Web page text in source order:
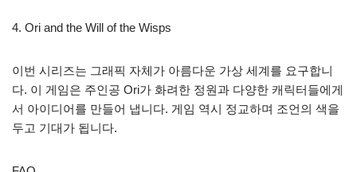
4. Ori and the Will of the Wisps
이번 시리즈는 그래픽 자체가 아름다운 가상 세계를 요구합니
다. 이 게임은 주인공 Ori가 화려한 정원과 다양한 캐릭터들에게
서 아이디어를 만들어 냅니다. 게임 역시 정교하며 조언의 색을
두고 기대가 됩니다.